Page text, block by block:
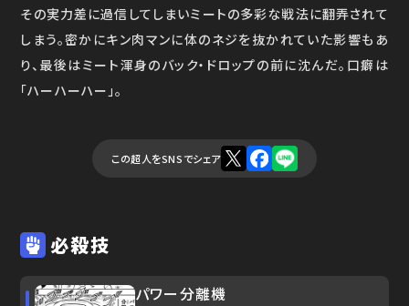
その実力差に過信してしまいミートの多彩な戦法に翻弄されて
しまう。密かにキン肉マンに体のネジを抜かれていた影響もあ
り、最後はミート渾身のバック・ドロップの前に沈んだ。口癖は
「ハーハーハー」。
この超人をSNSでシェア
必殺技
パワー分離機